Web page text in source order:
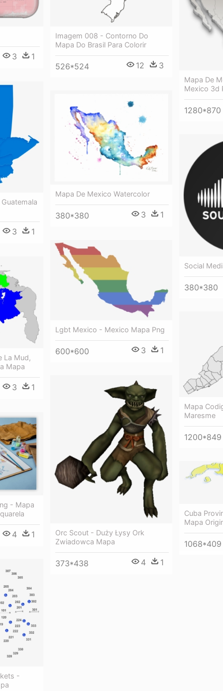
3 1
Imagem 008 - Contorno Do
Mapa Do Brasil Para Colorir
526*524 12 3
Mapa De
Mexico 3d
1280*870
3 1
Mapa De Mexico Watercolor
380*380 3 1
Social
380*380
Lgbt Mexico - Mexico Mapa Png
600*600 3 1
La Mud,
Mapa
3 1
Mapa
Maresme
1200*849
Orc Scout - Duży Łysy Ork
Zwiadowca Mapa
373*438 4 1
- Mapa
4 1
Cuba
Mapa
1068*409
-